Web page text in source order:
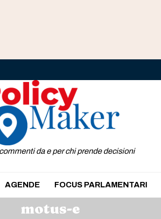
da e per chi prende decisioni
AGENDE FOCUS PARLAMENTARI
motus-e